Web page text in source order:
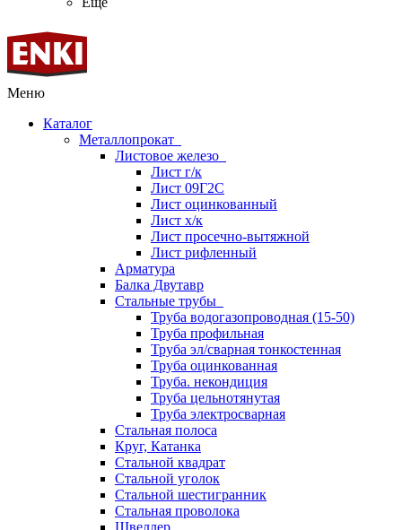
Меню
Каталог
Металлопрокат
Листовое железо
Лист г/к
Лист 09Г2С
Лист оцинкованный
Лист х/к
Лист просечно-вытяжной
Лист рифленный
Арматура
Балка Двутавр
Стальные трубы
Труба водогазопроводная (15-50)
Труба профильная
Труба эл/сварная тонкостенная
Труба оцинкованная
Труба. некондиция
Труба цельнотянутая
Труба электросварная
Стальная полоса
Круг, Катанка
Стальной квадрат
Стальной уголок
Стальной шестигранник
Стальная проволока
Швеллер